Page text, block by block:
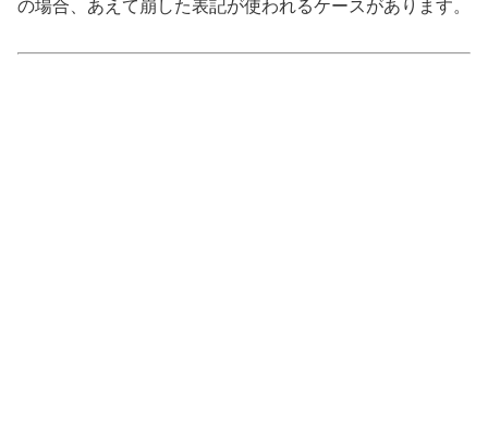
の場合、あえて崩した表記が使われるケースがあります。